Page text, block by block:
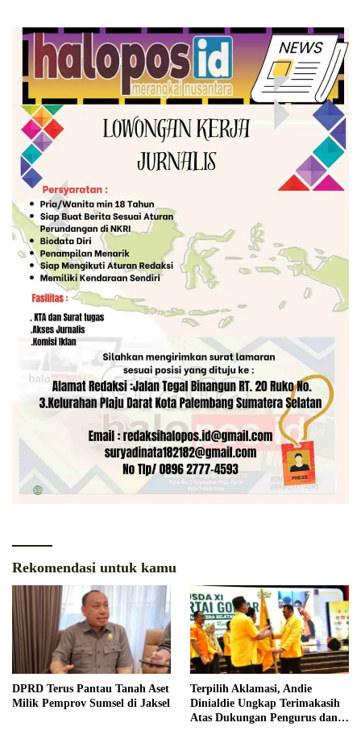
Rekomendasi untuk kamu
DPRD Terus Pantau Tanah Aset
Milik Pemprov Sumsel di Jaksel
Terpilih Aklamasi, Andie
Dinialdie Ungkap Terimakasih
Atas Dukungan Pengurus dan